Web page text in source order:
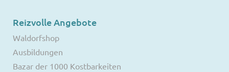
Reizvolle Angebote
Waldorfshop
Ausbildungen
Bazar der 1000 Kostbarkeiten